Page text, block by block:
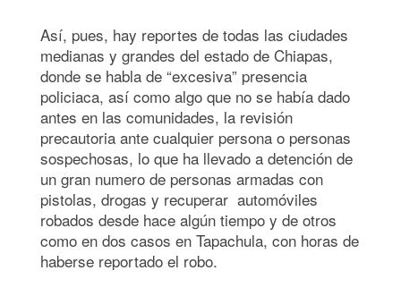
Así, pues, hay reportes de todas las ciudades
medianas y grandes del estado de Chiapas,
donde se habla de “excesiva” presencia
policiaca, así como algo que no se había dado
antes en las comunidades, la revisión
precautoria ante cualquier persona o personas
sospechosas, lo que ha llevado a detención de
un gran numero de personas armadas con
pistolas, drogas y recuperar automóviles
robados desde hace algún tiempo y de otros
como en dos casos en Tapachula, con horas de
haberse reportado el robo.